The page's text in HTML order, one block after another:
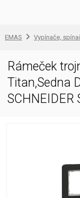
EMAS Vypínače,
Rámeček
Titan,Sedna
SCHNEIDER